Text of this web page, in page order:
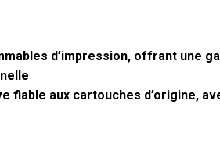
d’impression, offrant une
aux cartouches d’origine,